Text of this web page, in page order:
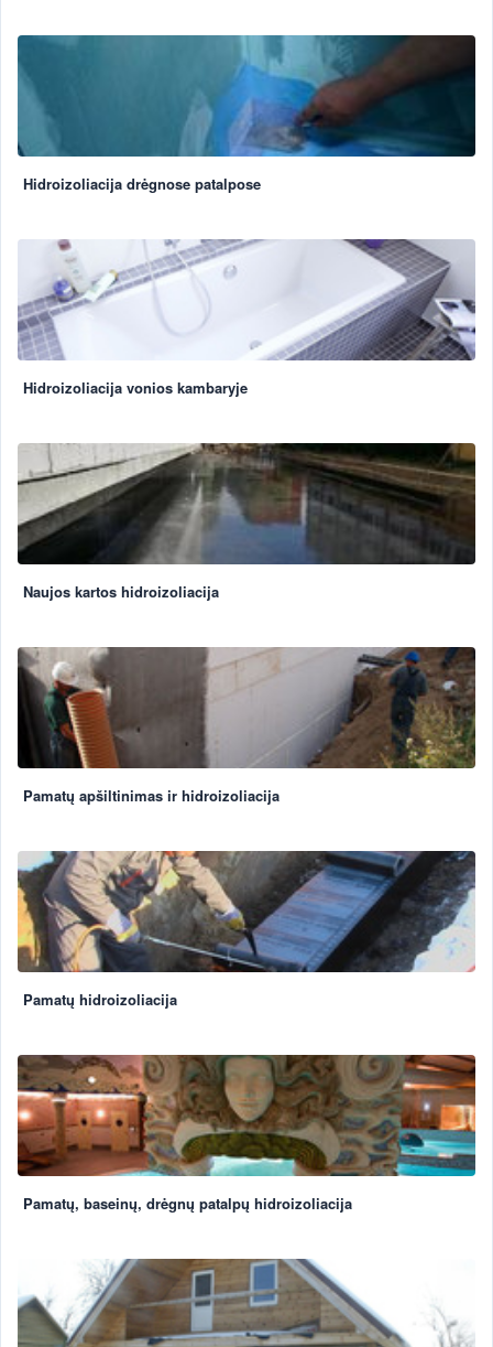
Hidroizoliacija drėgnose patalpose
Hidroizoliacija vonios kambaryje
Naujos kartos hidroizoliacija
Pamatų apšiltinimas ir hidroizoliacija
Pamatų hidroizoliacija
Pamatų, baseinų, drėgnų patalpų hidroizoliacija